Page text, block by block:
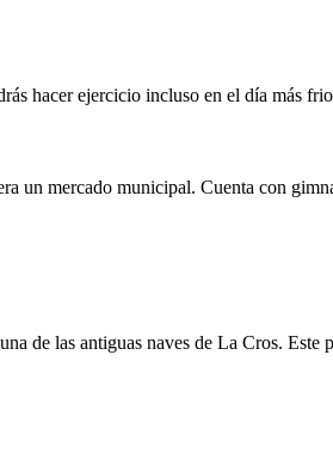
hacer ejercicio incluso en el día más
un mercado municipal. Cuenta con
de las antiguas naves de La Cros.